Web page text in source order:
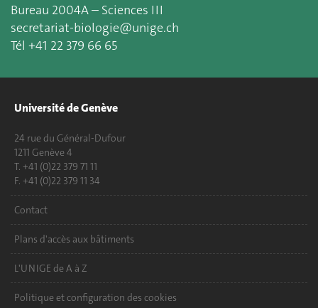
Bureau 2004A – Sciences III
secretariat-biologie@unige.ch
Tél +41 22 379 66 65
Université de Genève
24 rue du Général-Dufour
1211 Genève 4
T. +41 (0)22 379 71 11
F. +41 (0)22 379 11 34
Contact
Plans d'accès aux bâtiments
L'UNIGE de A à Z
Politique et configuration des cookies